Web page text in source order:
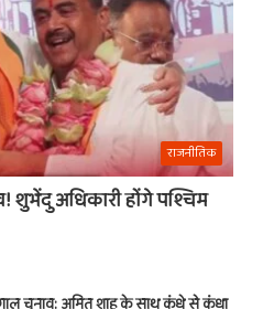
राजनीतिक
शुभेंदु अधिकारी होंगे पश्चिम